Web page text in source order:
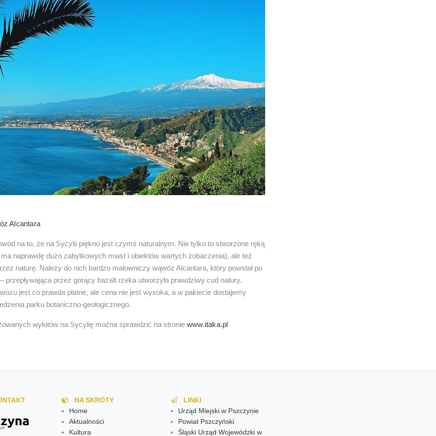
Alcantara
na to, że na Sycylii piękno jest czymś naturalnym. Nie tylko to stworzone ręką
naprawdę dużo zabytkowych miast i obiektów wartych zobaczenia), ale też
naturę. Należy do nich bardzo malowniczy wąwóz Alcantara, który powstał po
przepływająca przez gorący bazalt rzeka utworzyła prawdziwy cud natury.
jest co prawda płatne, ale cena nie jest wysoka, a w pakiecie dostajemy
parku botaniczno-geologicznego.
wylotów na Sycylię można sprawdzić na stronie www.itaka.pl
NA SKRÓTY
Home
Aktualności
Kultura
LINKI
Urząd Miejski w Pszczynie
Powiat Pszczyński
Śląski Urząd Wojewódzki w